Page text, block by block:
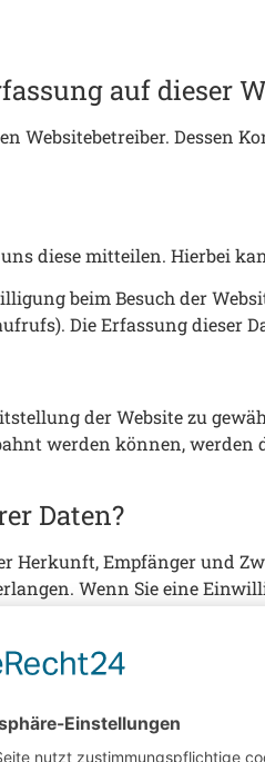
auf dieser
Websitebetreiber.
diese mitteilen. Hierbei
beim Besuch der
Die Erfassung dieser
der Website zu
werden können,
Daten?
Herkunft, Empfänger und
Wenn Sie eine
bestimmten
Aufsichtsbehörde zu.
können Sie sich jederzeit an